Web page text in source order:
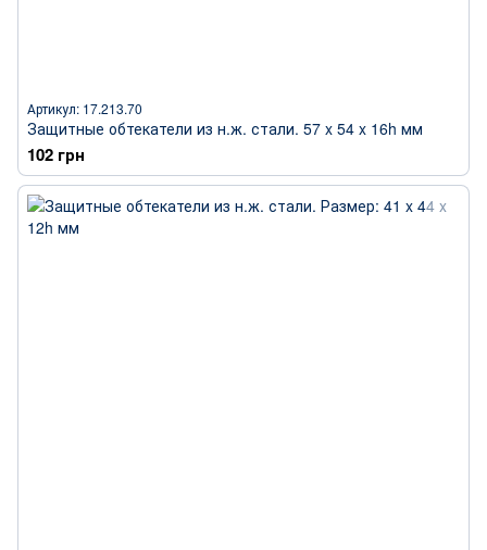
Артикул: 17.213.70
Защитные обтекатели из н.ж. стали. 57 x 54 x 16h мм
102 грн